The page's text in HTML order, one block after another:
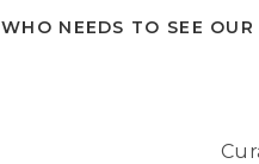
WHO NEEDS TO SEE OUR